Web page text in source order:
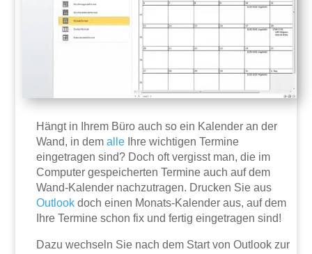
Hängt in Ihrem Büro auch so ein Kalender an der
Wand, in demalle Ihre wichtigen Termine
eingetragen sind? Doch oft vergisst man, die im
Computer gespeicherten Termine auch auf dem
Wand-Kalender nachzutragen. Drucken Sie aus
Outlook doch einen Monats-Kalender aus, auf dem
Ihre Termine schon fix und fertig eingetragen sind!
Dazu wechseln Sie nach dem Start von Outlook zur